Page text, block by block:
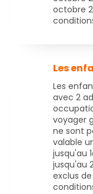
octobre
Les
Les
avec 2
voyager
ne sont
valable
jusqu'au
jusqu'au
exclus